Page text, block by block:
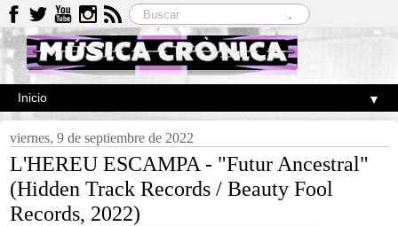
▼
viernes, 9 de septiembre de 2022
L'HEREU ESCAMPA - "Futur Ancestral"
(Hidden Track Records / Beauty Fool
Records, 2022)